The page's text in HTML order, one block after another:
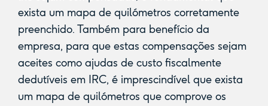
exista um mapa de quilómetros corretamente
preenchido. Também para benefício da
empresa, para que estas compensações sejam
aceites como ajudas de custo fiscalmente
dedutíveis em IRC, é imprescindível que exista
um mapa de quilómetros que comprove os